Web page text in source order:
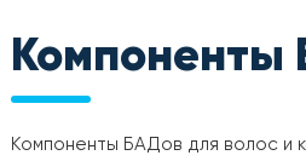
Компоненты
Компоненты БАДов для волос и